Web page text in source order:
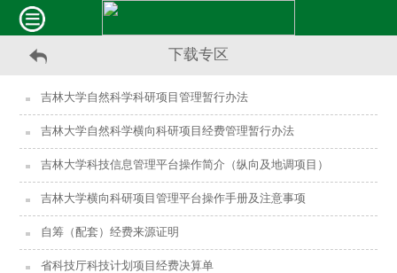
下载专区
吉林大学自然科学科研项目管理暂行办法
吉林大学自然科学横向科研项目经费管理暂行办法
吉林大学科技信息管理平台操作简介（纵向及地调项目）
吉林大学横向科研项目管理平台操作手册及注意事项
自筹（配套）经费来源证明
省科技厅科技计划项目经费决算单